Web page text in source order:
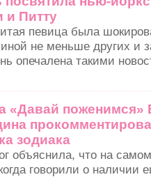
и Питту
певица была
не меньше других и
опечалена такими
«Давай поженимся»
зодиака
объяснила, что на
говорили о наличии